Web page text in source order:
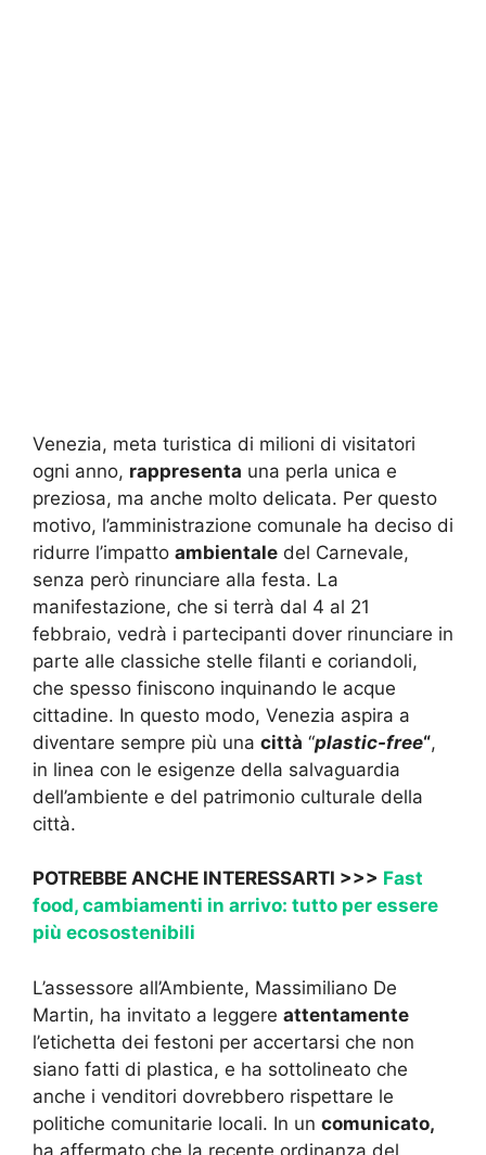
Venezia, meta turistica di milioni di visitatori
ogni anno, rappresenta una perla unica e
preziosa, ma anche molto delicata. Per questo
motivo, l’amministrazione comunale ha deciso di
ridurre l’impatto ambientale del Carnevale,
senza però rinunciare alla festa. La
manifestazione, che si terrà dal 4 al 21
febbraio, vedrà i partecipanti dover rinunciare in
parte alle classiche stelle filanti e coriandoli,
che spesso finiscono inquinando le acque
cittadine. In questo modo, Venezia aspira a
diventare sempre più una città “plastic-free“,
in linea con le esigenze della salvaguardia
dell’ambiente e del patrimonio culturale della
città.
POTREBBE ANCHE INTERESSARTI >>> Fast
food, cambiamenti in arrivo: tutto per essere
più ecosostenibili
L’assessore all’Ambiente, Massimiliano De
Martin, ha invitato a leggere attentamente
l’etichetta dei festoni per accertarsi che non
siano fatti di plastica, e ha sottolineato che
anche i venditori dovrebbero rispettare le
politiche comunitarie locali. In un comunicato,
ha affermato che la recente ordinanza del